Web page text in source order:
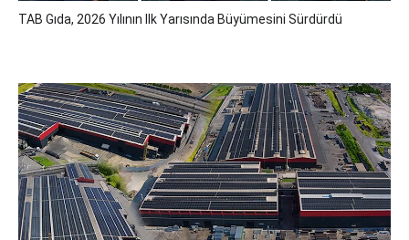
TAB Gıda, 2026 Yılının Ilk Yarısında Büyümesini Sürdürdü